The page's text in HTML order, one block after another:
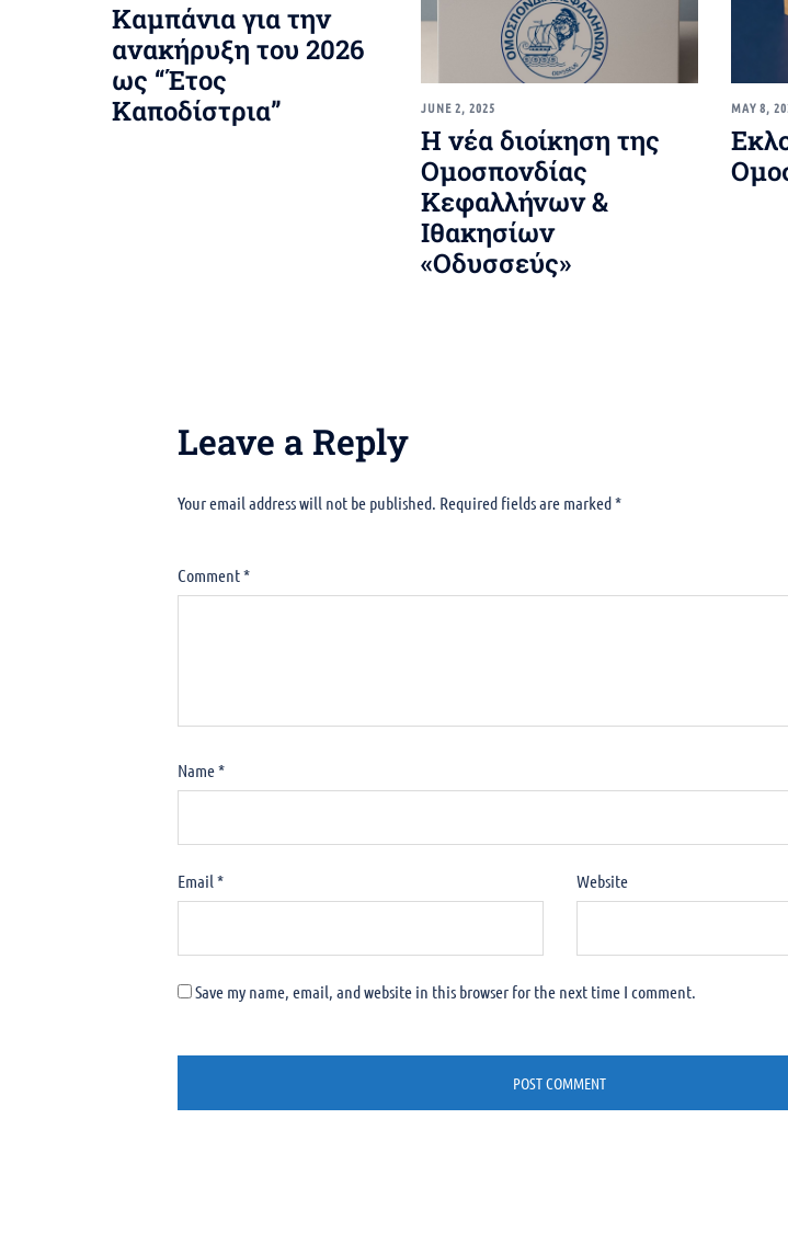
Καμπάνια για την
ανακήρυξη του 2026
ως “Έτος
Καποδίστρια”
JUNE 2, 2025
Η νέα διοίκηση της
Ομοσπονδίας
Κεφαλλήνων &
Ιθακησίων
«Οδυσσεύς»
MAY 8,
Leave a Reply
Your email address will not be published. Required fields are marked*
Comment*
Name*
Email * Website
Save my name, email, and website in this browser for the next time I comment.
Alternative: